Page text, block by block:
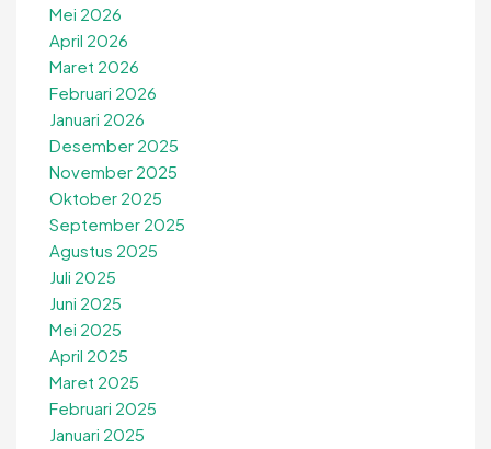
Mei 2026
April 2026
Maret 2026
Februari 2026
Januari 2026
Desember 2025
November 2025
Oktober 2025
September 2025
Agustus 2025
Juli 2025
Juni 2025
Mei 2025
April 2025
Maret 2025
Februari 2025
Januari 2025